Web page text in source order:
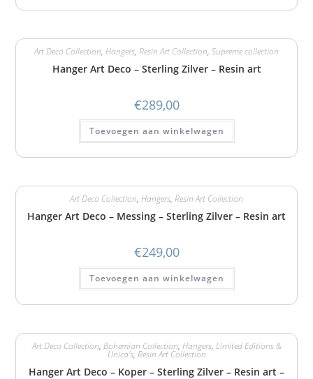
Art Deco Collection, Hangers, Resin Art Collection, Supreme collection
Hanger Art Deco – Sterling Zilver – Resin art
€289,00
Toevoegen aan winkelwagen
Art Deco Collection, Hangers, Resin Art Collection
Hanger Art Deco – Messing – Sterling Zilver – Resin art
€249,00
Toevoegen aan winkelwagen
Art Deco Collection, Bohemian Collection, Hangers, Limited Editions &
Unica's, Resin Art Collection
Hanger Art Deco – Koper – Sterling Zilver – Resin art –